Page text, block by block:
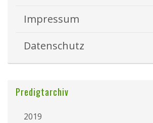
Impressum
Datenschutz
Predigtarchiv
2019